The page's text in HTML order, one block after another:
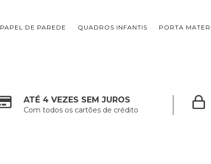
PAPEL DE PAREDE QUADROS INFANTIS PORTA
ATÉ 4 VEZES SEM JUROS
Com todos os cartões de crédito